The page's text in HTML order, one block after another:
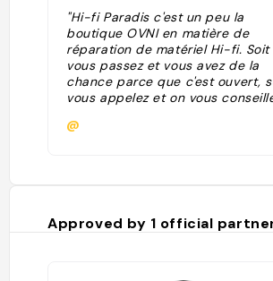
"Hi-fi Paradis c'est un peu la
boutique OVNI en matière de
réparation de matériel Hi-fi. Soit
vous passez et vous avez de la
chance parce que c'est ouvert,
vous appelez et on vous
amplificateur ou votre platine à
faites. Ceux qui ont accepté ses
@
Approved by 1 official